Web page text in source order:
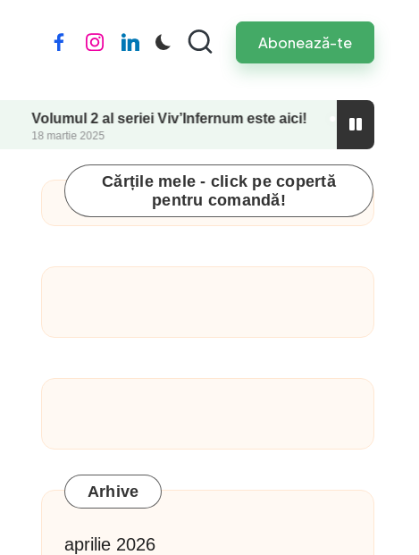
FacebookInstagramLinkedIn Abonează-te
2 al seriei Viv’Infernum este aici!
2025
Cărțile mele - click pe copertă
pentru comandă!
Arhive
aprilie 2026